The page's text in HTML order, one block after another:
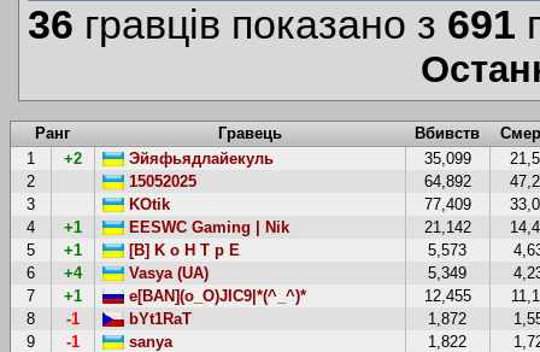
36 гравців показано з 691
Ранг Гравець Вбивств
1
+2 Эйяфьядлайекуль 35,099
2
15052025 64,892
3
KOtik 77,409
4
+1 EESWC Gaming | Nik 21,142
5
+1 [B] K o H T p E 5,573
6
+4 Vasya (UA) 5,349
7
+1 e[BAN](o_O)JIC9|*(^_^)* 12,455
8
-1 bYt1RaT 1,872
9
-1 sanya 1,822